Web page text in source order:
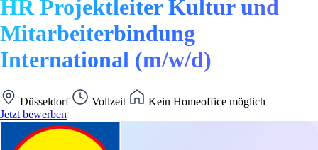
HR Projektleiter Kultur und
Mitarbeiterbindung
International (m/w/d)
Düsseldorf Vollzeit
Kein Homeoffice möglich
Jetzt bewerben